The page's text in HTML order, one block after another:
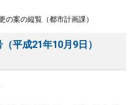
案の縦覧（都市計画課）
平成21年10月9日）